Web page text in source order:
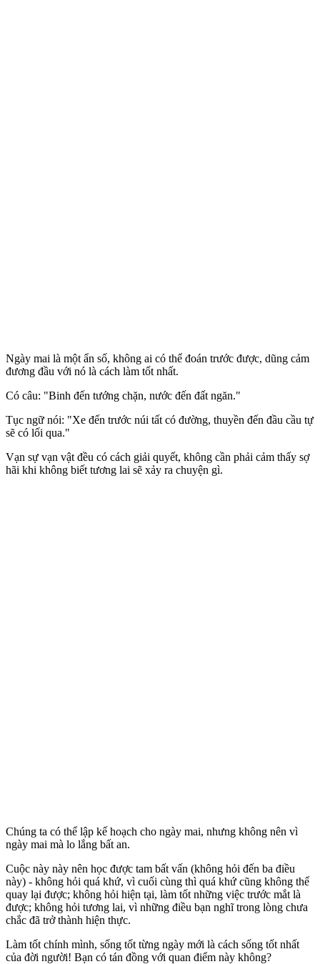
Ngày mai là một ẩn số, không ai có thể đoán trước được, dũng cảm
đương đầu với nó là cách làm tốt nhất.
Có câu: "Binh đến tướng chặn, nước đến đất ngăn."
Tục ngữ nói: "Xe đến trước núi tất có đường, thuyền đến đầu cầu tự
sẽ có lối qua."
Vạn sự vạn vật đều có cách giải quyết, không cần phải cảm thấy sợ
hãi khi không biết tương lai sẽ xảy ra chuyện gì.
Chúng ta có thể lập kế hoạch cho ngày mai, nhưng không nên vì
ngày mai mà lo lắng bất an.
Cuộc này này nên học được tam bất vấn (không hỏi đến ba điều
này) - không hỏi quá khứ, vì cuối cùng thì quá khứ cũng không thể
quay lại được; không hỏi hiện tại, làm tốt những việc trước mắt là
được; không hỏi tương lai, vì những điều bạn nghĩ trong lòng chưa
chắc đã trở thành hiện thực.
Làm tốt chính mình, sống tốt từng ngày mới là cách sống tốt nhất
của đời người! Bạn có tán đồng với quan điểm này không?